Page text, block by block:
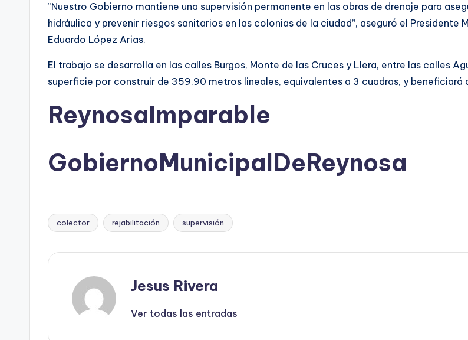
“Nuestro Gobierno mantiene una supervisión permanente en las obras de drenaje para
hidráulica y prevenir riesgos sanitarios en las colonias de la ciudad”, aseguró el
Eduardo López Arias.
El trabajo se desarrolla en las calles Burgos, Monte de las Cruces y Llera, entre las calles
superficie por construir de 359.90 metros lineales, equivalentes a 3 cuadras, y
ReynosaImparable
GobiernoMunicipalDeReynosa
Etiquetas:
colector rejabilitación supervisión
Jesus Rivera
Ver todas las entradas